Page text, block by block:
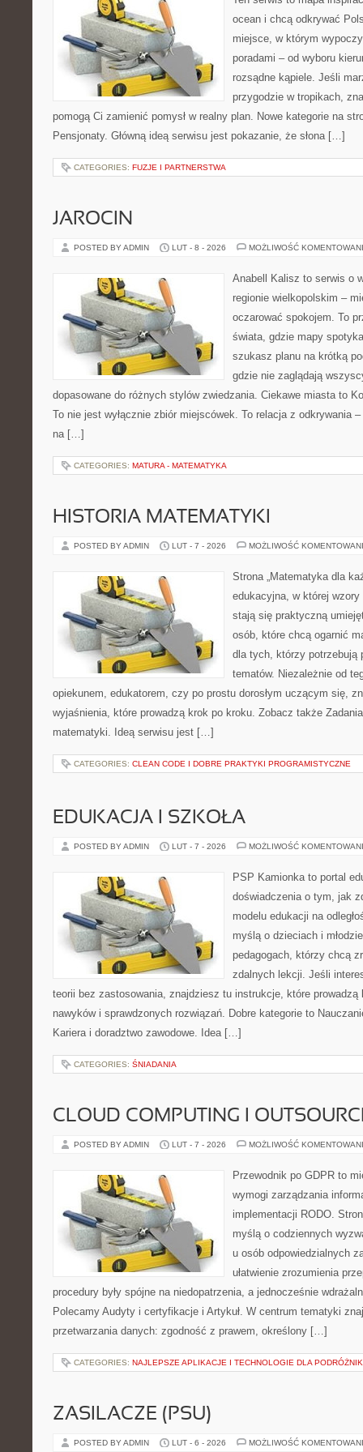
ocean i chcą odkrywać
miejsce, w którym
poradami – od wyboru
rozsądne kąpiele. Jeśli
przygodzie w tropikach,
pomogą Ci zamienić pomysł w realny plan. Nowe kategorie na
Pensjonaty. Główną ideą serwisu jest pokazanie, że słona […]
CATEGORIES: FUZJE I PARTNERSTWA
JAROCIN
POSTED BY ADMIN LUT - 8 - 2026 MOŻLIWOŚĆ
Anabell Kalisz to serwis o
regionie wielkopolskim –
oczarować spokojem. To
świata, gdzie mapy
szukasz planu na krótką
gdzie nie zaglądają
dopasowane do różnych stylów zwiedzania. Ciekawe miasta to
To nie jest wyłącznie zbiór miejscówek. To relacja z odkrywania
na […]
CATEGORIES: MATURA - MATEMATYKA
HISTORIA MATEMATYKI
POSTED BY ADMIN LUT - 7 - 2026 MOŻLIWOŚĆ
Strona „Matematyka dla
edukacyjna, w której
stają się praktyczną
osób, które chcą ogarnić
dla tych, którzy potrzebują
tematów. Niezależnie od
opiekunem, edukatorem, czy po prostu dorosłym uczącym się,
wyjaśnienia, które prowadzą krok po kroku. Zobacz także
matematyki. Ideą serwisu jest […]
CATEGORIES: CLEAN CODE I DOBRE PRAKTYKI PROGRAMISTYCZNE
EDUKACJA I SZKOŁA
POSTED BY ADMIN LUT - 7 - 2026 MOŻLIWOŚĆ
PSP Kamionka to portal
doświadczenia o tym, jak
modelu edukacji na
myślą o dzieciach i
pedagogach, którzy chcą
zdalnych lekcji. Jeśli
teorii bez zastosowania, znajdziesz tu instrukcje, które prowadzą
nawyków i sprawdzonych rozwiązań. Dobre kategorie to
Kariera i doradztwo zawodowe. Idea […]
CATEGORIES: ŚNIADANIA
CLOUD COMPUTING I
POSTED BY ADMIN LUT - 7 - 2026 MOŻLIWOŚĆ
Przewodnik po GDPR to
wymogi zarządzania
implementacji RODO.
myślą o codziennych
u osób odpowiedzialnych
ułatwienie zrozumienia
procedury były spójne na niedopatrzenia, a jednocześnie
Polecamy Audyty i certyfikacje i Artykuł. W centrum tematyki
przetwarzania danych: zgodność z prawem, określony […]
CATEGORIES: NAJLEPSZE APLIKACJE I TECHNOLOGIE DLA
ZASILACZE (PSU)
POSTED BY ADMIN LUT - 6 - 2026 MOŻLIWOŚĆ